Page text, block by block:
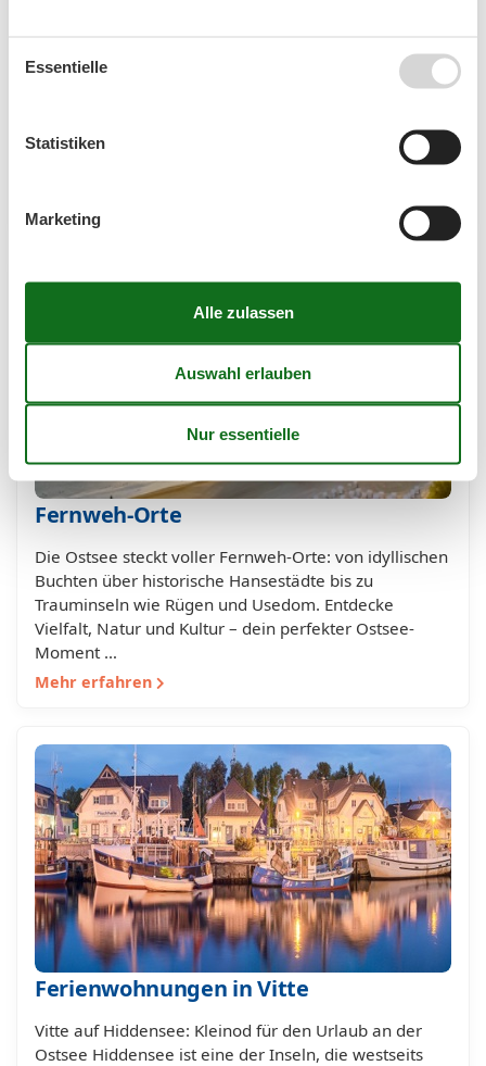
Die deutschen Ostseeinseln sind ein Paradies für
Entdecke Rügen, Usedom, Fehmarn, Hiddensee, Poel
und Ummanz – mit Stränden, Natur, Kultur und
Mehr erfahren
Fernweh-Orte
Die Ostsee steckt voller Fernweh-Orte: von idyllischen
Buchten über historische Hansestädte bis zu
Trauminseln wie Rügen und Usedom. Entdecke
Vielfalt, Natur und Kultur – dein perfekter Ostsee-
Moment …
Mehr erfahren
Ferienwohnungen in Vitte
Vitte auf Hiddensee: Kleinod für den Urlaub an der
Ostsee Hiddensee ist eine der Inseln, die westseits
Essentielle
Statistiken
Marketing